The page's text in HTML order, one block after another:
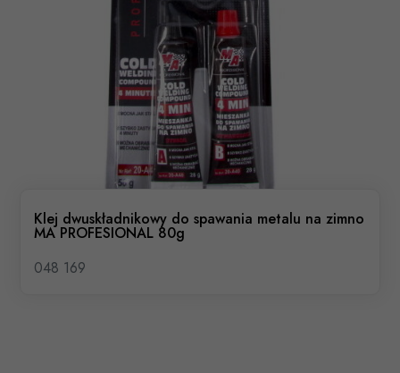
Klej dwuskładnikowy do spawania metalu na zimno
MA PROFESIONAL 80g
048 169